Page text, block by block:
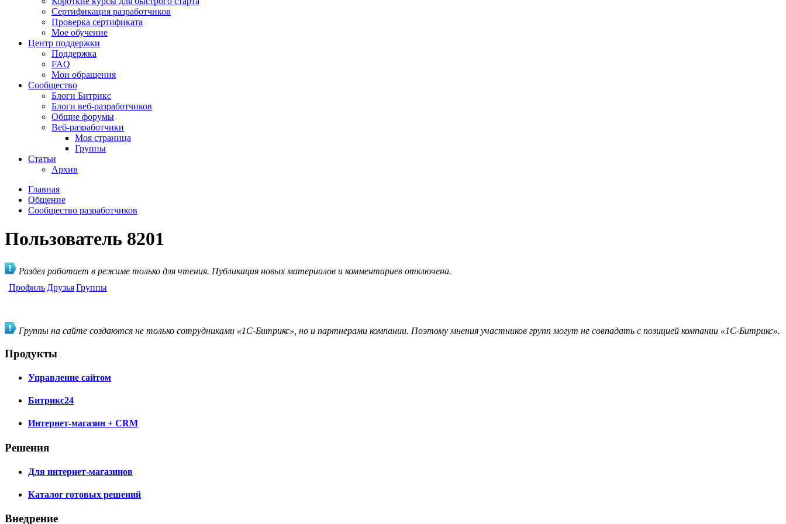
Сертификация разработчиков
Проверка сертификата
Мое обучение
Центр поддержки
Поддержка
FAQ
Мои обращения
Сообщество
Блоги Битрикс
Блоги веб-разработчиков
Общие форумы
Веб-разработчики
Моя страница
Группы
Статьи
Архив
Главная
Общение
Сообщество разработчиков
Пользователь 8201
Раздел работает в режиме только для чтения. Публикация новых материалов и комментариев отключена.
Профиль ДрузьяГруппы
Группы на сайте создаются не только сотрудниками «1С-Битрикс», но и партнерами компании. Поэтому мнения участников групп могут не совпадать с позицией компании «1С-Битрикс».
Продукты
Управление сайтом
Битрикс24
Интернет-магазин + CRM
Решения
Для интернет-магазинов
Каталог готовых решений
Внедрение